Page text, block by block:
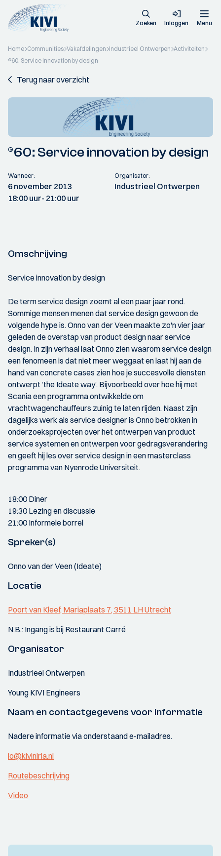
Zoeken Inloggen Menu
Home Communities Vakafdelingen Industrieel Ontwerpen Activiteiten
®60: Service innovation by design
Terug naar overzicht
®60: Service innovation by design
Wanneer:
6 november 2013
18:00 uur- 21:00 uur
Organisator:
Industrieel Ontwerpen
Omschrijving
Service innovation by design
De term service design zoemt al een paar jaar rond.
Sommige mensen menen dat service design gewoon de
volgende hype is. Onno van der Veen maakte zo'n vier jaar
geleden de overstap van product design naar service
design. In zijn verhaal laat Onno zien waarom service design
een fenomeen is dat niet meer weggaat en laat hij aan de
hand van concrete cases zien hoe je succesvolle diensten
ontwerpt ‘the Ideate way’. Bijvoorbeeld over hoe hij met
Scania een programma ontwikkelde om
vrachtwagenchauffeurs zuinig te laten rijden. Naast zijn
dagelijks werk als service designer is Onno betrokken in
onderzoeksprojecten over het ontwerpen van product
service systemen en ontwerpen voor gedragsverandering
en geeft hij les over service design in een masterclass
programma van Nyenrode Universiteit.
18:00 Diner
19:30 Lezing en discussie
21:00 Informele borrel
Spreker(s)
Onno van der Veen (Ideate)
Locatie
Poort van Kleef, Mariaplaats 7, 3511 LH Utrecht
N.B.: Ingang is bij Restaurant Carré
Organisator
Industrieel Ontwerpen
Young KIVI Engineers
Naam en contactgegevens voor informatie
Nadere informatie via onderstaand e-mailadres.
io@kiviniria.nl
Routebeschrijving
Video